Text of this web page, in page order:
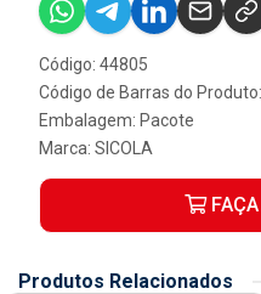
Código: 44805
Código de Barras do Produto:
Embalagem: Pacote
Marca: SICOLA
FAÇA
Produtos Relacionados